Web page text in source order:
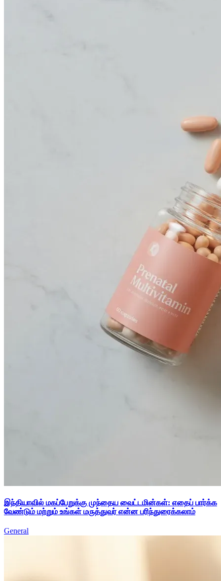
இந்தியாவில் மகப்பேறுக்கு முந்தைய வைட்டமின்கள்: எதைப் பார்க்க
வேண்டும் மற்றும் உங்கள் மருத்துவர் என்ன பரிந்துரைக்கலாம்
General